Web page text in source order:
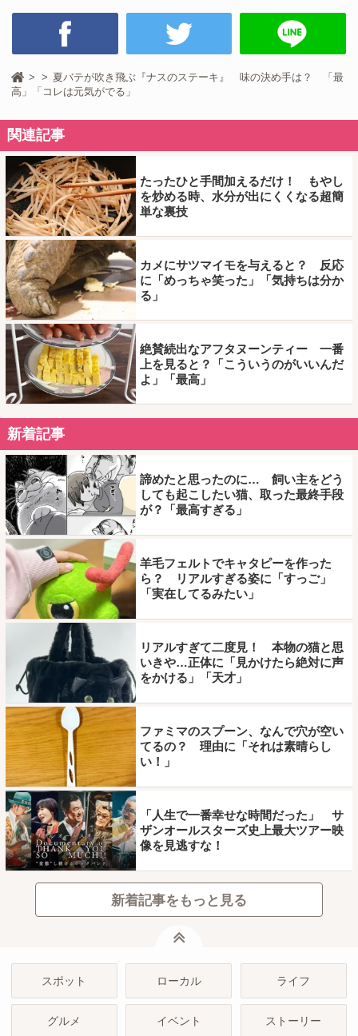
夏バテが吹き飛ぶ『ナスのステーキ』 味の決め手は？ 「最
高」「コレは元気がでる」
関連記事
たったひと手間加えるだけ！ もやし
を炒める時、水分が出にくくなる超簡
単な裏技
カメにサツマイモを与えると？ 反応
に「めっちゃ笑った」「気持ちは分か
る」
絶賛続出なアフタヌーンティー 一番
上を見ると？「こういうのがいいんだ
よ」「最高」
新着記事
諦めたと思ったのに… 飼い主をどう
しても起こしたい猫、取った最終手段
が？「最高すぎる」
羊毛フェルトでキャタピーを作った
ら？ リアルすぎる姿に「すっご」
「実在してるみたい」
リアルすぎて二度見！ 本物の猫と思
いきや…正体に「見かけたら絶対に声
をかける」「天才」
ファミマのスプーン、なんで穴が空い
てるの？ 理由に「それは素晴らし
い！」
「人生で一番幸せな時間だった」 サ
ザンオールスターズ史上最大ツアー映
像を見逃すな！
新着記事をもっと見る
スポット ローカル ライフ
グルメ イベント ストーリー